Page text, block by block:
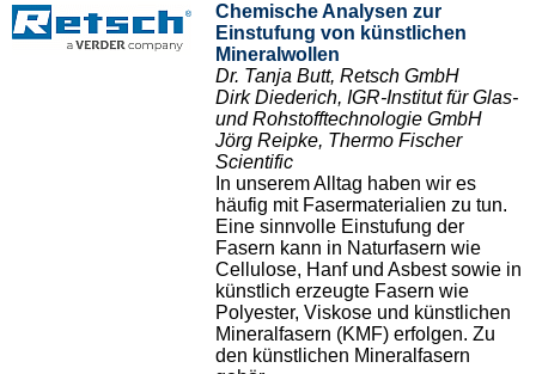
Chemische Analysen zur
Einstufung von künstlichen
Mineralwollen
Dr. Tanja Butt, Retsch GmbH
Dirk Diederich, IGR-Institut für Glas-
und Rohstofftechnologie GmbH
Jörg Reipke, Thermo Fischer
Scientific
In unserem Alltag haben wir es
häufig mit Fasermaterialien zu tun.
Eine sinnvolle Einstufung der
Fasern kann in Naturfasern wie
Cellulose, Hanf und Asbest sowie in
künstlich erzeugte Fasern wie
Polyester, Viskose und künstlichen
Mineralfasern (KMF) erfolgen. Zu
den künstlichen Mineralfasern